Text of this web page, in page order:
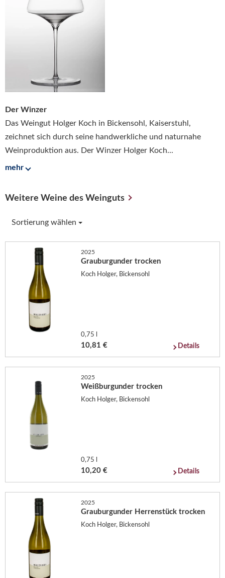
Der Winzer
Das Weingut Holger Koch in Bickensohl, Kaiserstuhl,
zeichnet sich durch seine handwerkliche und naturnahe
Weinproduktion aus. Der Winzer Holger Koch...
mehr
Weitere Weine des Weinguts
Sortierung wählen
2025
Grauburgunder trocken
Koch Holger, Bickensohl
0,75 l
10,81 € Details
2025
Weißburgunder trocken
Koch Holger, Bickensohl
0,75 l
10,20 € Details
2025
Grauburgunder Herrenstück trocken
Koch Holger, Bickensohl